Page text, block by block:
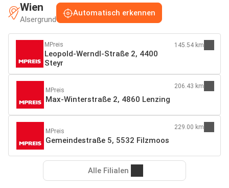
Wien
Alsergrund
Automatisch erkennen
MPreis
Leopold-Werndl-Straße 2, 4400
Steyr
145.54 km
MPreis
Max-Winterstraße 2, 4860 Lenzing
206.43 km
MPreis
Gemeindestraße 5, 5532 Filzmoos
229.00 km
Alle Filialen